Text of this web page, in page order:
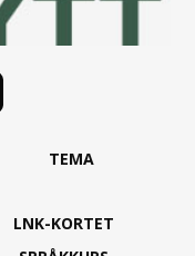
TEMA
LNK-KORTET